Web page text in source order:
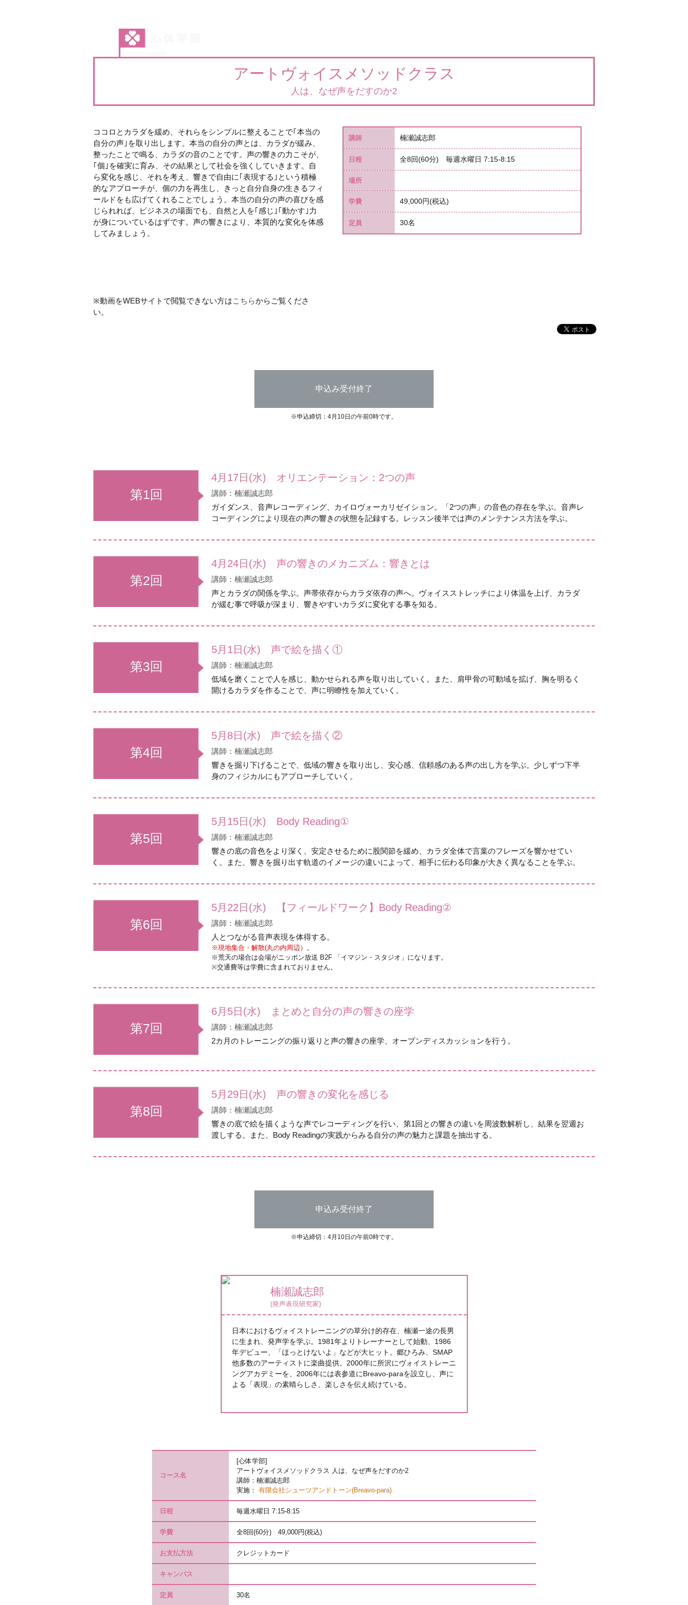
アートヴォイスメソッドクラス
人は、なぜ声をだすのか2
ココロとカラダを緩め、それらをシンプルに整えることで｢本当の
自分の声｣を取り出します。本当の自分の声とは、カラダが緩み、
整ったことで鳴る、カラダの音のことです。声の響きの力こそが、
｢個｣を確実に育み、その結果として社会を強くしていきます。自
ら変化を感じ、それを考え、響きで自由に｢表現する｣という積極
的なアプローチが、個の力を再生し、きっと自分自身の生きるフィ
ールドをも広げてくれることでしょう。本当の自分の声の喜びを感
じられれば、ビジネスの場面でも、自然と人を｢感じ｣｢動かす｣力
が身についているはずです。声の響きにより、本質的な変化を体感
してみましょう。
※動画をWEBサイトで閲覧できない方はこちらからご覧くださ
い。
講師 楠瀬誠志郎
日程 全8回(60分) 毎週水曜日 7:15-8:15
場所
学費 49,000円(税込)
定員 30名
申込み受付終了
※申込締切：4月10日の午前0時です。
第1回
4月17日(水) オリエンテーション：2つの声
講師：楠瀬誠志郎
ガイダンス、音声レコーディング、カイロヴォーカリゼイション。「2つの声」の音色の存在を学ぶ。音声レ
コーディングにより現在の声の響きの状態を記録する。レッスン後半では声のメンテナンス方法を学ぶ。
第2回
4月24日(水) 声の響きのメカニズム：響きとは
講師：楠瀬誠志郎
声とカラダの関係を学ぶ。声帯依存からカラダ依存の声へ。ヴォイスストレッチにより体温を上げ、カラダ
が緩む事で呼吸が深まり、響きやすいカラダに変化する事を知る。
第3回
5月1日(水) 声で絵を描く①
講師：楠瀬誠志郎
低域を磨くことで人を感じ、動かせられる声を取り出していく。また、肩甲骨の可動域を拡げ、胸を明るく
開けるカラダを作ることで、声に明瞭性を加えていく。
第4回
5月8日(水) 声で絵を描く②
講師：楠瀬誠志郎
響きを掘り下げることで、低域の響きを取り出し、安心感、信頼感のある声の出し方を学ぶ。少しずつ下半
身のフィジカルにもアプローチしていく。
第5回
5月15日(水) Body Reading①
講師：楠瀬誠志郎
響きの底の音色をより深く、安定させるために股関節を緩め、カラダ全体で言葉のフレーズを響かせてい
く。また、響きを掘り出す軌道のイメージの違いによって、相手に伝わる印象が大きく異なることを学ぶ。
第6回
5月22日(水) 【フィールドワーク】Body Reading②
講師：楠瀬誠志郎
人とつながる音声表現を体得する。
※現地集合・解散(丸の内周辺）。
※荒天の場合は会場がニッポン放送 B2F 「イマジン・スタジオ」になります。
※交通費等は学費に含まれておりません。
第7回
6月5日(水) まとめと自分の声の響きの座学
講師：楠瀬誠志郎
2カ月のトレーニングの振り返りと声の響きの座学、オープンディスカッションを行う。
第8回
5月29日(水) 声の響きの変化を感じる
講師：楠瀬誠志郎
響きの底で絵を描くような声でレコーディングを行い、第1回との響きの違いを周波数解析し、結果を翌週お
渡しする。また、Body Readingの実践からみる自分の声の魅力と課題を抽出する。
申込み受付終了
※申込締切：4月10日の午前0時です。
楠瀬誠志郎
(発声表現研究家)
日本におけるヴォイストレーニングの草分け的存在、楠瀬一途の長男
に生まれ、発声学を学ぶ。1981年よりトレーナーとして始動、1986
年デビュー、「ほっとけないよ」などが大ヒット。郷ひろみ、SMAP
他多数のアーティストに楽曲提供。2000年に所沢にヴォイストレーニ
ングアカデミーを、2006年には表参道にBreavo-paraを設立し、声に
よる「表現」の素晴らしさ、楽しさを伝え続けている。
コース名
[心体学部]
アートヴォイスメソッドクラス 人は、なぜ声をだすのか2
講師：楠瀬誠志郎
実施： 有限会社シューツアンドトーン(Breavo-para)
日程 毎週水曜日 7:15-8:15
学費 全8回(60分) 49,000円(税込)
お支払方法 クレジットカード
キャンパス
定員 30名